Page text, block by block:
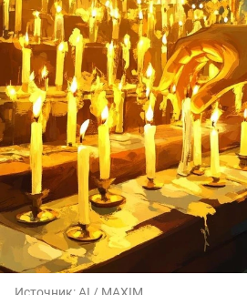
Источник:AI / MAXIM